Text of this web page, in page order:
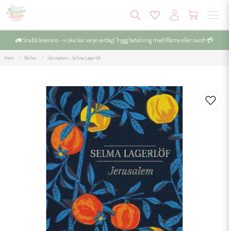
🚛 Snabb leverans - vi skickar varje vardag! Trygg betalning med Klarna eller swish 💳
Hem Böcker Jerusalem - Selma Lagerlöf